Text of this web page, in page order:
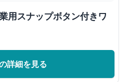
用スナップボタン付きワ
詳細を見る